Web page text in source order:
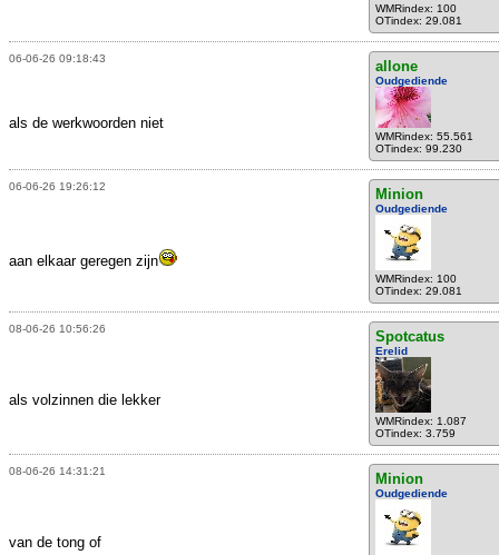
WMRindex: 100
OTindex: 29.081
06-06-26 09:18:43 allone
Oudgediende
WMRindex: 55.561
OTindex: 99.230
als de werkwoorden niet
06-06-26 19:26:12 Minion
Oudgediende
WMRindex: 100
OTindex: 29.081
aan elkaar geregen zijn
08-06-26 10:56:26 Spotcatus
Erelid
WMRindex: 1.087
OTindex: 3.759
als volzinnen die lekker
08-06-26 14:31:21 Minion
Oudgediende
van de tong of